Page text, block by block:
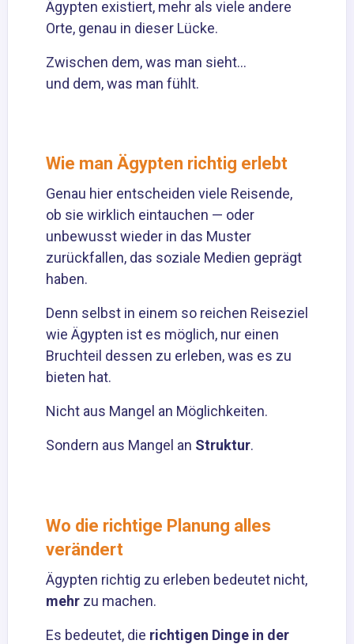
Ägypten existiert, mehr als viele andere
Orte, genau in dieser Lücke.
Zwischen dem, was man sieht…
und dem, was man fühlt.
Wie man Ägypten richtig erlebt
Genau hier entscheiden viele Reisende,
ob sie wirklich eintauchen — oder
unbewusst wieder in das Muster
zurückfallen, das soziale Medien geprägt
haben.
Denn selbst in einem so reichen Reiseziel
wie Ägypten ist es möglich, nur einen
Bruchteil dessen zu erleben, was es zu
bieten hat.
Nicht aus Mangel an Möglichkeiten.
Sondern aus Mangel an Struktur.
Wo die richtige Planung alles
verändert
Ägypten richtig zu erleben bedeutet nicht,
mehr zu machen.
Es bedeutet, die richtigen Dinge in der